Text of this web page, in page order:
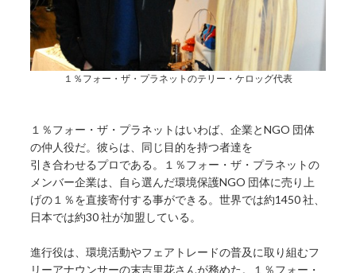
１％フォー・ザ・プラネットのテリー・ケロッグ代表
１％フォー・ザ・プラネットはいわば、企業とNGO 団体
の仲人役だ。彼らは、同じ目的を持つ者達を
引き合わせるプロである。１％フォー・ザ・プラネットの
メンバー企業は、自ら選んだ環境保護NGO 団体に売り上
げの１％を直接寄付する事ができる。世界では約1450 社、
日本では約30 社が加盟している。
進行役は、環境活動やフェアトレードの普及に取り組むフ
リーアナウンサーの末吉里花さんが務めた。１％フォー・